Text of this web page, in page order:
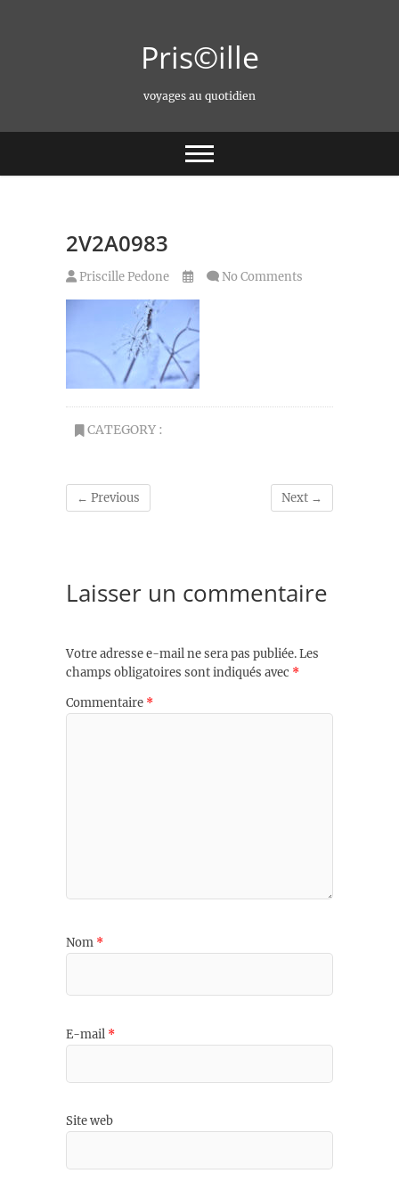
Pris©ille
voyages au quotidien
2V2A0983
Priscille Pedone No Comments
CATEGORY :
← Previous Next →
Laisser un commentaire
Votre adresse e-mail ne sera pas publiée.Les
champs obligatoires sont indiqués avec *
Commentaire *
Nom *
E-mail *
Site web